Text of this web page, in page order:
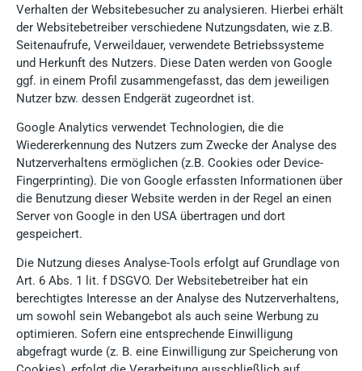
Verhalten der Websitebesucher zu analysieren. Hierbei erhält
der Websitebetreiber verschiedene Nutzungsdaten, wie z.B.
Seitenaufrufe, Verweildauer, verwendete Betriebssysteme
und Herkunft des Nutzers. Diese Daten werden von Google
ggf. in einem Profil zusammengefasst, das dem jeweiligen
Nutzer bzw. dessen Endgerät zugeordnet ist.
Google Analytics verwendet Technologien, die die
Wiedererkennung des Nutzers zum Zwecke der Analyse des
Nutzerverhaltens ermöglichen (z.B. Cookies oder Device-
Fingerprinting). Die von Google erfassten Informationen über
die Benutzung dieser Website werden in der Regel an einen
Server von Google in den USA übertragen und dort
gespeichert.
Die Nutzung dieses Analyse-Tools erfolgt auf Grundlage von
Art. 6 Abs. 1 lit. f DSGVO. Der Websitebetreiber hat ein
berechtigtes Interesse an der Analyse des Nutzerverhaltens,
um sowohl sein Webangebot als auch seine Werbung zu
optimieren. Sofern eine entsprechende Einwilligung
abgefragt wurde (z. B. eine Einwilligung zur Speicherung von